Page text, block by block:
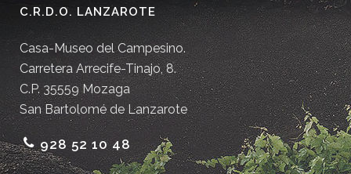
C.R.D.O. LANZAROTE
Casa-Museo del Campesino.
Carretera Arrecife-Tinajo, 8.
C.P. 35559 Mozaga
San Bartolomé de Lanzarote
928 52 10 48